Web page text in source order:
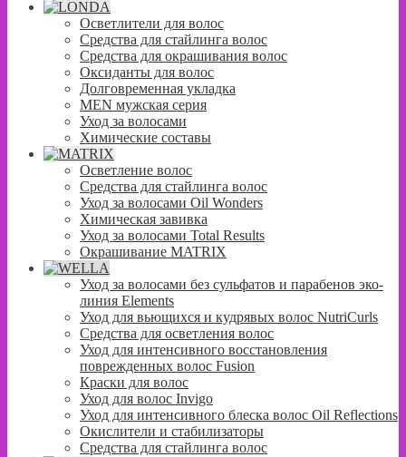
Осветлители для волос
Средства для стайлинга волос
Средства для окрашивания волос
Оксиданты для волос
Долговременная укладка
MEN мужская серия
Уход за волосами
Химические составы
Осветление волос
Средства для стайлинга волос
Уход за волосами Oil Wonders
Химическая завивка
Уход за волосами Total Results
Окрашивание MATRIX
Уход за волосами без сульфатов и парабенов эко-
линия Elements
Уход для вьющихся и кудрявых волос NutriCurls
Средства для осветления волос
Уход для интенсивного восстановления
поврежденных волос Fusion
Краски для волос
Уход для волос Invigo
Уход для интенсивного блеска волос Oil Reflections
Окислители и стабилизаторы
Средства для стайлинга волос